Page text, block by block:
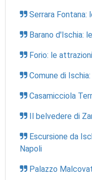
Serrara Fontana:
Barano d'Ischia:
Forio: le
Comune di
Casamicciola
Il belvedere di
Escursione da
Napoli
Palazzo